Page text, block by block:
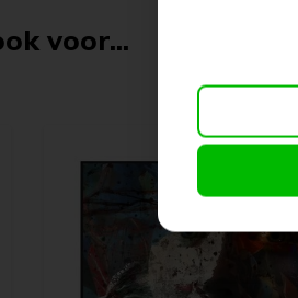
voor...